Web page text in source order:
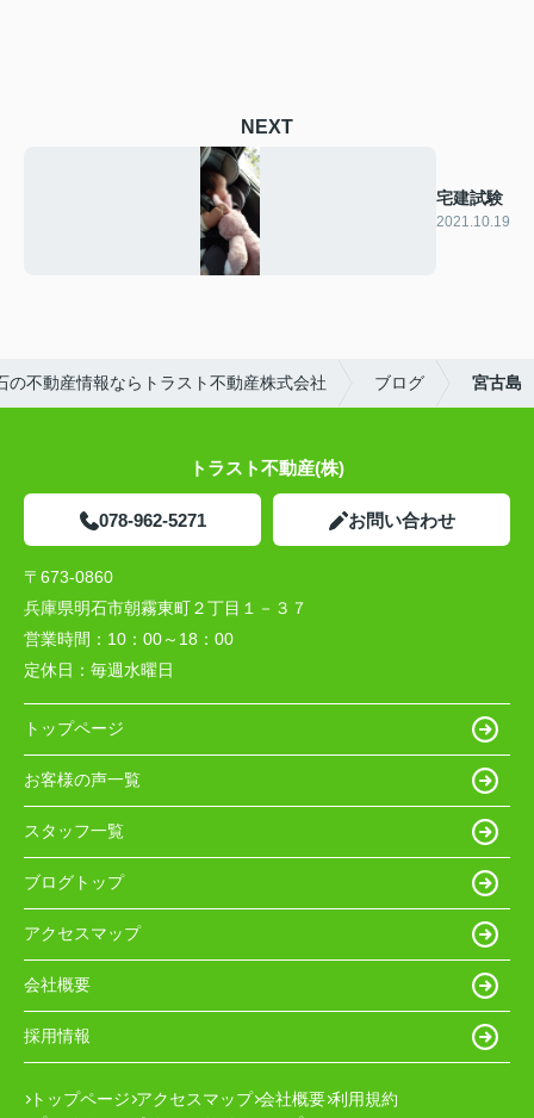
NEXT
宅建試験
2021.10.19
の不動産情報ならトラスト不動産株式会社 ブログ 宮古島
トラスト不動産(株)
078-962-5271 お問い合わせ
〒673-0860
兵庫県明石市朝霧東町２丁目１－３７
営業時間： 10：00～18：00
定休日： 毎週水曜日
トップページ
お客様の声一覧
スタッフ一覧
ブログトップ
アクセスマップ
会社概要
採用情報
トップページ アクセスマップ 会社概要 利用規約